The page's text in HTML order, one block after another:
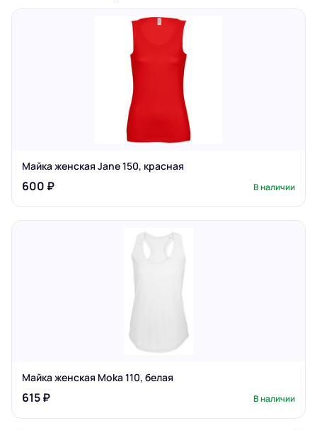
Майка женская Jane 150, красная
600 ₽ В наличии
Майка женская Moka 110, белая
615 ₽ В наличии